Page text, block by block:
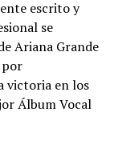
escrito y
se
Ariana Grande
por
victoria en los
Álbum Vocal